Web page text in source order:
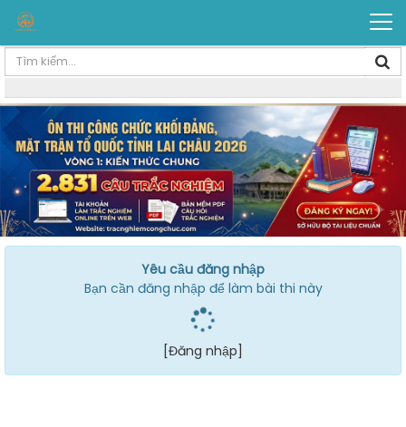
Yêu cầu đăng nhập
Bạn cần đăng nhập để làm bài thi này
[Đăng nhập]